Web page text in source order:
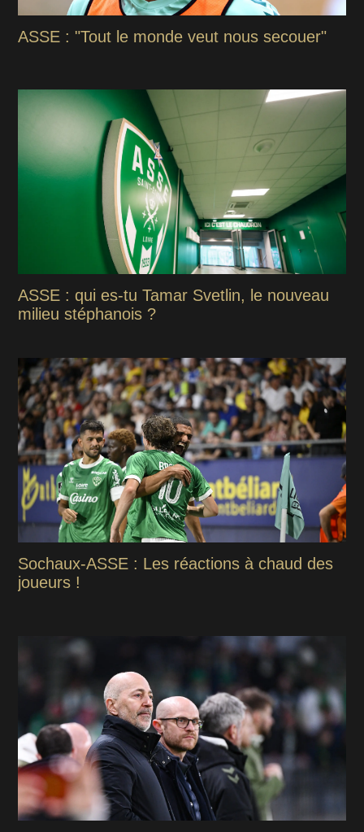
ASSE : "Tout le monde veut nous secouer"
ASSE : qui es-tu Tamar Svetlin, le nouveau
milieu stéphanois ?
Sochaux-ASSE : Les réactions à chaud des
joueurs !